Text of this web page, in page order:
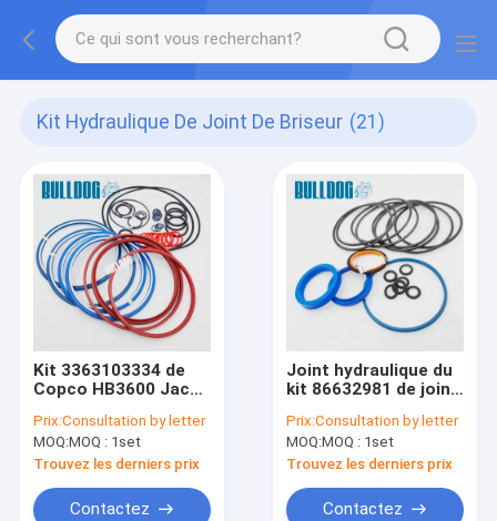
Kit Hydraulique De Joint De Briseur (21)
Kit 3363103334 de
Copco HB3600 Jack
Breaker Seal d'atlas
Prix:Consultation by letter
MOQ:MOQ : 1set
Trouvez les derniers prix
Contactez
Joint hydraulique du
kit 86632981 de joint
centrale Montabert
SC8 de PTFE HNBR
Prix:Consultation by letter
MOQ:MOQ : 1set
Trouvez les derniers prix
Contactez